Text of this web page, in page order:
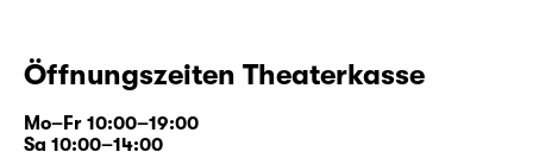
Öffnungszeiten Theaterkasse
Mo–Fr 10:00–19:00
Sa 10:00–14:00